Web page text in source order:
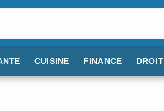
CUISINE FINANCE DROIT